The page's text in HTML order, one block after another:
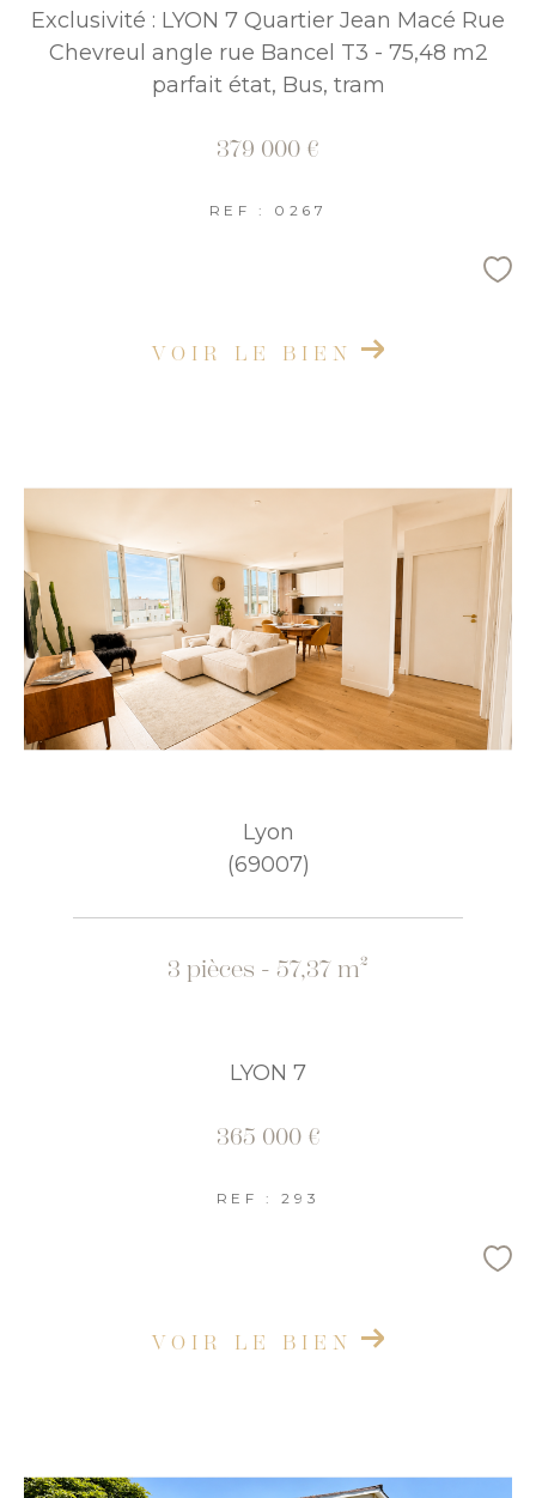
Exclusivité : LYON 7 Quartier Jean Macé Rue
Chevreul angle rue Bancel T3 - 75,48 m2
parfait état, Bus, tram
379 000 €
REF : 0267
VOIR LE BIEN
Lyon
(69007)
3 pièces - 57,37 m²
LYON 7
365 000 €
REF : 293
VOIR LE BIEN